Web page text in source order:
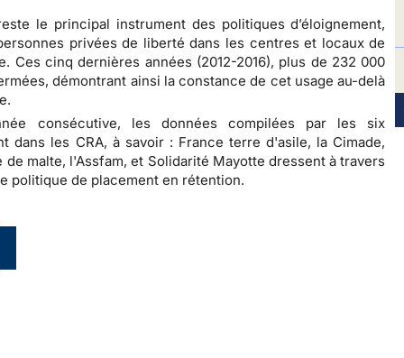
le principal instrument des politiques d’éloignement,
privées de liberté dans les centres et locaux de
Ces cinq dernières années (2012-2016), plus de 232 000
démontrant ainsi la constance de cet usage au-delà
consécutive, les données compilées par les six
dans les CRA, à savoir : France terre d'asile, la Cimade,
de malte, l'Assfam, et Solidarité Mayotte dressent à travers
politique de placement en rétention.